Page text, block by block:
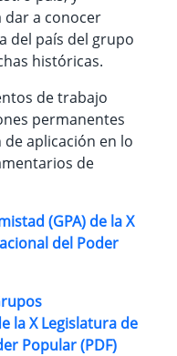
dar a conocer
del país del grupo
históricas.
de trabajo
permanentes
de aplicación en lo
de
(GPA) de la X
del Poder
la X Legislatura de
Popular (PDF)